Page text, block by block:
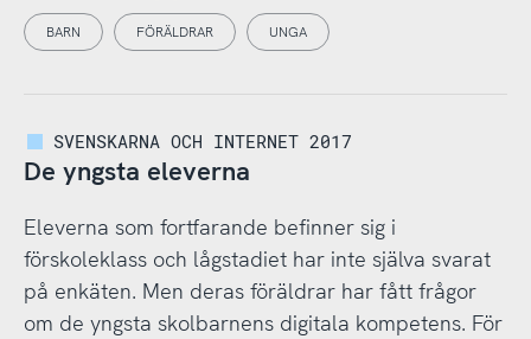
BARN FÖRÄLDRAR UNGA
SVENSKARNA OCH INTERNET 2017
De yngsta eleverna
Eleverna som fortfarande befinner sig i
förskoleklass och lågstadiet har inte själva svarat
på enkäten. Men deras föräldrar har fått frågor
om de yngsta skolbarnens digitala kompetens. För